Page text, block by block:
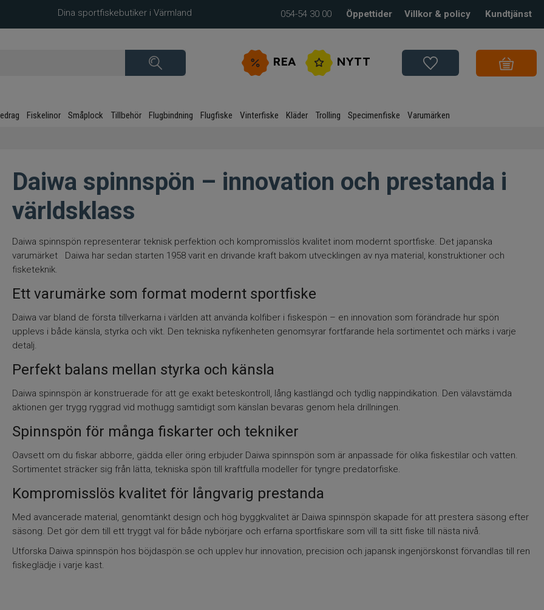
Dina sportfiskebutiker i Värmland 054-54 30 00 Öppettider Villkor & policy Kundtjänst
REA NYTT
Fiskelinor Småplock Tillbehör Flugbindning Flugfiske Vinterfiske Kläder Trolling Specimenfiske Varumärken
Daiwa spinnspön – innovation och prestanda i
världsklass
Daiwa spinnspön representerar teknisk perfektion och kompromisslös kvalitet inom modernt sportfiske. Det japanska
varumärket Daiwa har sedan starten 1958 varit en drivande kraft bakom utvecklingen av nya material, konstruktioner och
fisketeknik.
Ett varumärke som format modernt sportfiske
Daiwa var bland de första tillverkarna i världen att använda kolfiber i fiskespön – en innovation som förändrade hur spön
upplevs i både känsla, styrka och vikt. Den tekniska nyfikenheten genomsyrar fortfarande hela sortimentet och märks i varje
detalj.
Perfekt balans mellan styrka och känsla
Daiwa spinnspön är konstruerade för att ge exakt beteskontroll, lång kastlängd och tydlig nappindikation. Den välavstämda
aktionen ger trygg ryggrad vid mothugg samtidigt som känslan bevaras genom hela drillningen.
Spinnspön för många fiskarter och tekniker
Oavsett om du fiskar abborre, gädda eller öring erbjuder Daiwa spinnspön som är anpassade för olika fiskestilar och vatten.
Sortimentet sträcker sig från lätta, tekniska spön till kraftfulla modeller för tyngre predatorfiske.
Kompromisslös kvalitet för långvarig prestanda
Med avancerade material, genomtänkt design och hög byggkvalitet är Daiwa spinnspön skapade för att prestera säsong efter
säsong. Det gör dem till ett tryggt val för både nybörjare och erfarna sportfiskare som vill ta sitt fiske till nästa nivå.
Utforska Daiwa spinnspön hos böjdaspön.se och upplev hur innovation, precision och japansk ingenjörskonst förvandlas till ren
fiskeglädje i varje kast.